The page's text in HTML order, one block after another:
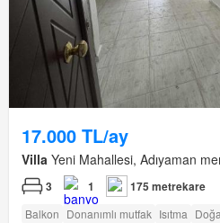
17.000 TL/ay
Villa Yeni Mahallesi, Adıyaman
3 1 175 metrekare
Balkon Donanımlı mutfak Isıtma